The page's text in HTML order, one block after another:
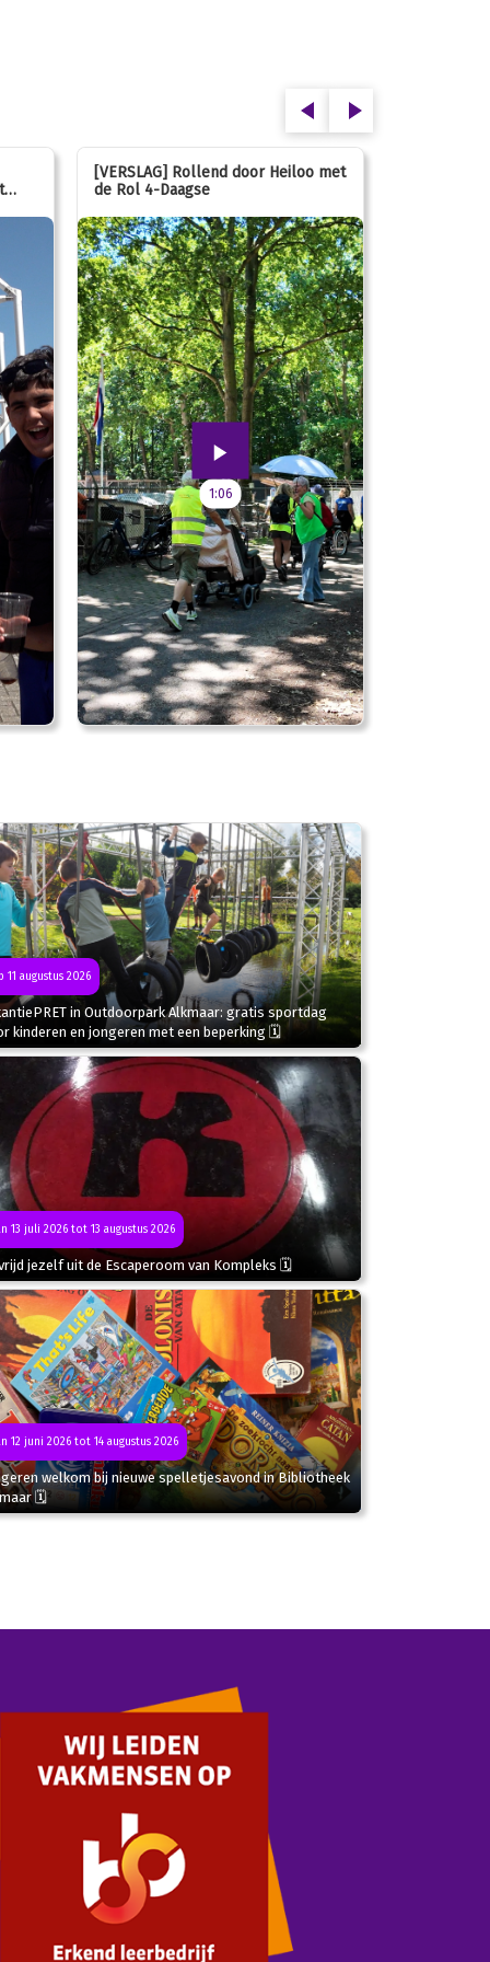
[VERSLAG] Rollend door Heiloo met
de Rol 4-Daagse
1:06
11 augustus 2026
in Outdoorpark Alkmaar: gratis sportdag
kinderen en jongeren met een beperking 🗓
13 juli 2026 tot 13 augustus 2026
jezelf uit de Escaperoom van Kompleks 🗓
12 juni 2026 tot 14 augustus 2026
welkom bij nieuwe spelletjesavond in Bibliotheek
🗓